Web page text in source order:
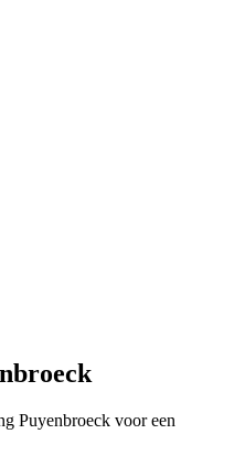
Puyenbroeck voor een